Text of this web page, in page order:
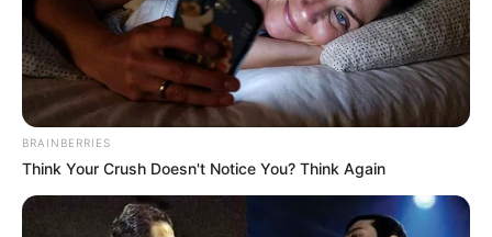
BRAINBERRIES
Think Your Crush Doesn't Notice You? Think Again